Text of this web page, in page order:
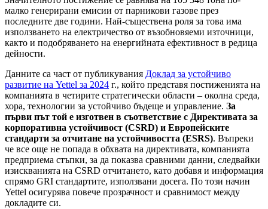
малко генерирани емисии от парникови газове през
последните две години. Най-съществена роля за това има
използването на електричество от възобновяеми източници,
както и подобряването на енергийната ефективност в редица
дейности.
Данните са част от публикувания Доклад за устойчиво
развитие на Yettel за 2024 г., който представя постиженията на
компанията в четирите стратегически области – околна среда,
хора, технологии за устойчиво бъдеще и управление. За
първи път той е изготвен в съответствие с Директивата за
корпоративна устойчивост (CSRD) и Европейските
стандарти за отчитане на устойчивостта (ESRS). Въпреки
че все още не попада в обхвата на директивата, компанията
предприема стъпки, за да показва сравними данни, следвайки
изискванията на CSRD отчитането, като добавя и информация
спрямо GRI стандартите, използвани досега. По този начин
Yettel осигурява повече прозрачност и сравнимост между
докладите си.